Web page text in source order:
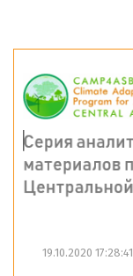
19.10.2020 17:28:41